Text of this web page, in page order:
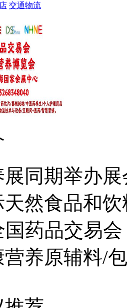
交通物流
展同期举办
天然食品和
国药品交易
营养原辅料/